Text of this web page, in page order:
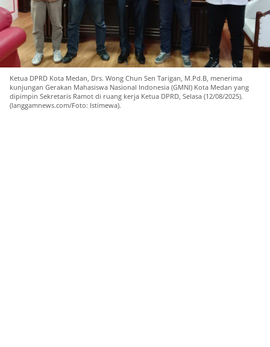
Ketua DPRD Kota Medan, Drs. Wong Chun Sen Tarigan, M.Pd.B, menerima
kunjungan Gerakan Mahasiswa Nasional Indonesia (GMNI) Kota Medan yang
dipimpin Sekretaris Ramot di ruang kerja Ketua DPRD, Selasa (12/08/2025).
(langgamnews.com/Foto: Istimewa).